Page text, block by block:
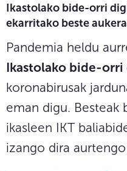
Ikastolako bide-orri
ekarritako beste
Pandemia heldu
Ikastolako bide-orri
koronabirusak
eman digu. Besteak
ikasleen IKT
izango dira